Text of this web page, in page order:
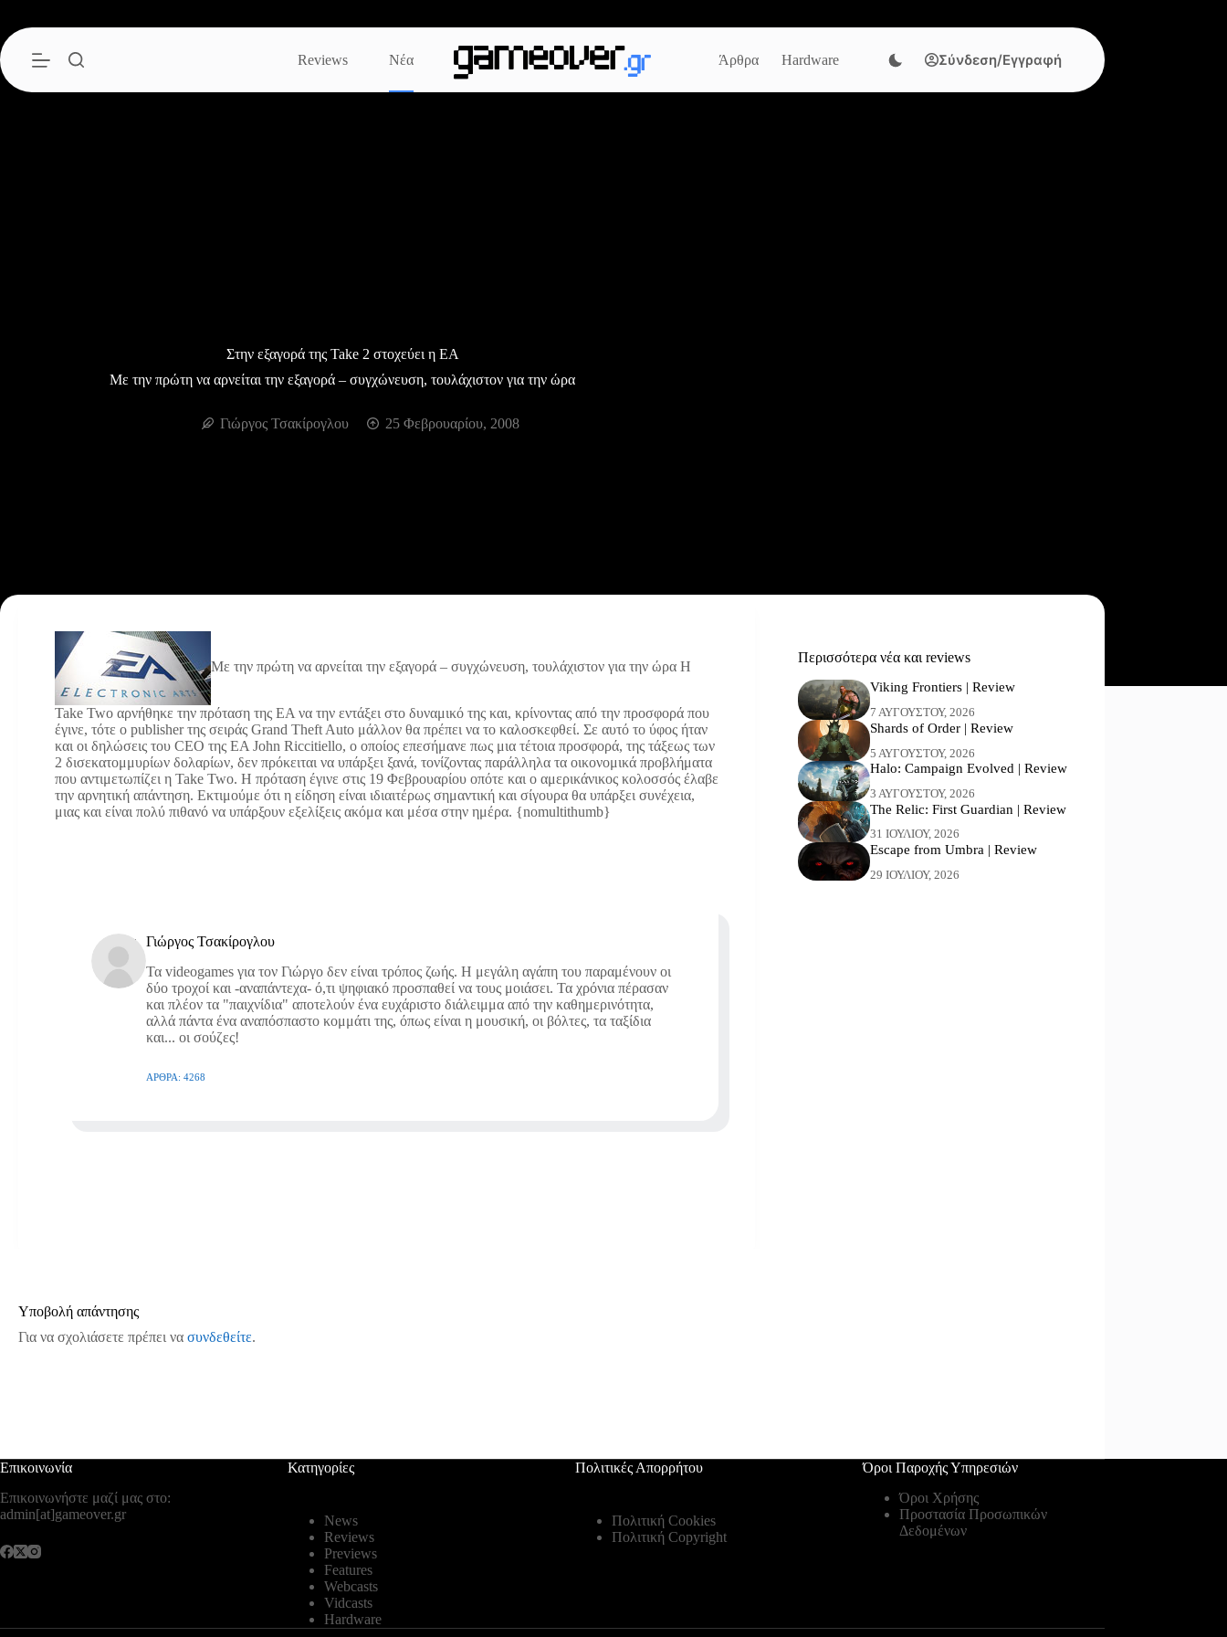
περιεχόμενο
Reviews
Νέα Άρθρα Hardware Σύνδεση/Εγγραφή
Στην εξαγορά της Take 2 στοχεύει η EA
Με την πρώτη να αρνείται την εξαγορά – συγχώνευση, τουλάχιστον για την ώρα
Γιώργος Τσακίρογλου 25 Φεβρουαρίου, 2008
Με την πρώτη να αρνείται την εξαγορά – συγχώνευση, τουλάχιστον για την ώρα Η
Take Two αρνήθηκε την πρόταση της ΕΑ να την εντάξει στο δυναμικό της και, κρίνοντας από την προσφορά που
έγινε, τότε ο publisher της σειράς Grand Theft Auto μάλλον θα πρέπει να το καλοσκεφθεί. Σε αυτό το ύφος ήταν
και οι δηλώσεις του CEO της EA John Riccitiello, ο οποίος επεσήμανε πως μια τέτοια προσφορά, της τάξεως των
2 δισεκατομμυρίων δολαρίων, δεν πρόκειται να υπάρξει ξανά, τονίζοντας παράλληλα τα οικονομικά προβλήματα
που αντιμετωπίζει η Take Two. Η πρόταση έγινε στις 19 Φεβρουαρίου οπότε και ο αμερικάνικος κολοσσός έλαβε
την αρνητική απάντηση. Εκτιμούμε ότι η είδηση είναι ιδιαιτέρως σημαντική και σίγουρα θα υπάρξει συνέχεια,
μιας και είναι πολύ πιθανό να υπάρξουν εξελίξεις ακόμα και μέσα στην ημέρα. {nomultithumb}
Γιώργος Τσακίρογλου
Τα videogames για τον Γιώργο δεν είναι τρόπος ζωής. Η μεγάλη αγάπη του παραμένουν οι
δύο τροχοί και -αναπάντεχα- ό,τι ψηφιακό προσπαθεί να τους μοιάσει. Τα χρόνια πέρασαν
και πλέον τα "παιχνίδια" αποτελούν ένα ευχάριστο διάλειμμα από την καθημερινότητα,
αλλά πάντα ένα αναπόσπαστο κομμάτι της, όπως είναι η μουσική, οι βόλτες, τα ταξίδια
και... οι σούζες!
ΆΡΘΡΑ: 4268
Περισσότερα νέα και reviews
Viking Frontiers | Review
7 ΑΥΓΟΎΣΤΟΥ, 2026
Shards of Order | Review
5 ΑΥΓΟΎΣΤΟΥ, 2026
Halo: Campaign Evolved | Review
3 ΑΥΓΟΎΣΤΟΥ, 2026
The Relic: First Guardian | Review
31 ΙΟΥΛΊΟΥ, 2026
Escape from Umbra | Review
29 ΙΟΥΛΊΟΥ, 2026
Υποβολή απάντησης
Για να σχολιάσετε πρέπει να συνδεθείτε.
Επικοινωνία
Επικοινωνήστε μαζί μας στο:
admin[at]gameover.gr
Κατηγορίες
News
Reviews
Previews
Features
Webcasts
Vidcasts
Hardware
Πολιτικές Απορρήτου
Πολιτική Cookies
Πολιτική Copyright
Όροι Παροχής Υπηρεσιών
Όροι Χρήσης
Προστασία Προσωπικών
Δεδομένων